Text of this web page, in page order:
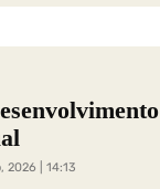
2026 | 14:13